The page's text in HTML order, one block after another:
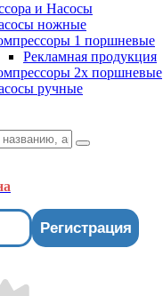
и Насосы
ножные
1 поршневые
Рекламная продукция
2х поршневые
ручные
Регистрация